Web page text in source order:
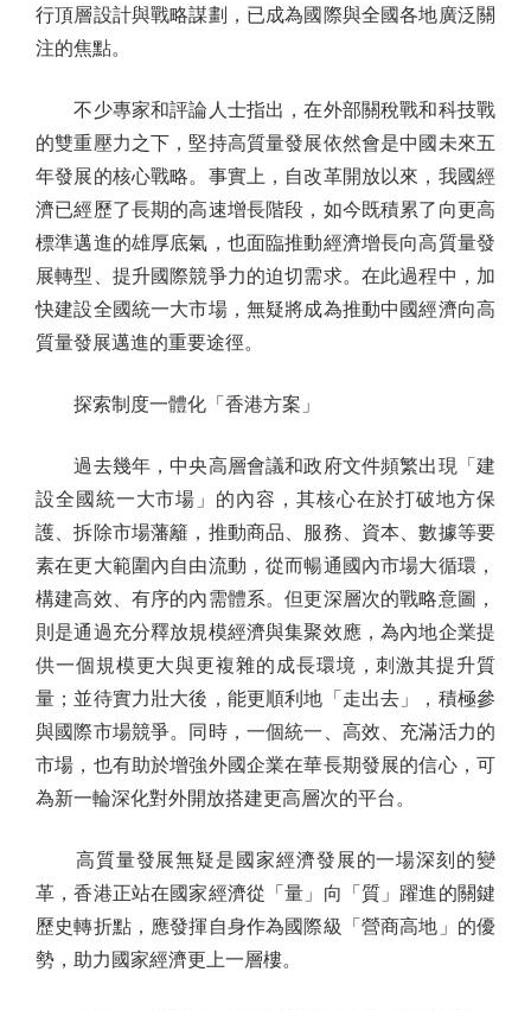
行頂層設計與戰略謀劃，已成為國際與全國各地廣泛關
注的焦點。
不少專家和評論人士指出，在外部關稅戰和科技戰
的雙重壓力之下，堅持高質量發展依然會是中國未來五
年發展的核心戰略。事實上，自改革開放以來，我國經
濟已經歷了長期的高速增長階段，如今既積累了向更高
標準邁進的雄厚底氣，也面臨推動經濟增長向高質量發
展轉型、提升國際競爭力的迫切需求。在此過程中，加
快建設全國統一大市場，無疑將成為推動中國經濟向高
質量發展邁進的重要途徑。
探索制度一體化「香港方案」
過去幾年，中央高層會議和政府文件頻繁出現「建
設全國統一大市場」的內容，其核心在於打破地方保
護、拆除市場藩籬，推動商品、服務、資本、數據等要
素在更大範圍內自由流動，從而暢通國內市場大循環，
構建高效、有序的內需體系。但更深層次的戰略意圖，
則是通過充分釋放規模經濟與集聚效應，為內地企業提
供一個規模更大與更複雜的成長環境，刺激其提升質
量；並待實力壯大後，能更順利地「走出去」，積極參
與國際市場競爭。同時，一個統一、高效、充滿活力的
市場，也有助於增強外國企業在華長期發展的信心，可
為新一輪深化對外開放搭建更高層次的平台。
高質量發展無疑是國家經濟發展的一場深刻的變
革，香港正站在國家經濟從「量」向「質」躍進的關鍵
歷史轉折點，應發揮自身作為國際級「營商高地」的優
勢，助力國家經濟更上一層樓。